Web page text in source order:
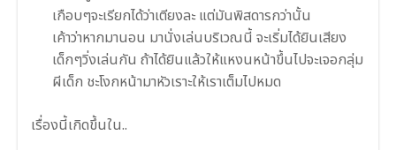
เกือบๆจะเรียกได้ว่าเตียงละ แต่มันพิสดารกว่านั้น
เค้าว่าหากมานอน มานั่งเล่นบริเวณนี้ จะเริ่มได้ยินเสียง
เด็กๆวิ่งเล่นกัน ถ้าได้ยินแล้วให้แหงนหน้าขึ้นไปจะเจอกลุ่ม
ผีเด็ก ชะโงกหน้ามาหัวเราะให้เราเต็มไปหมด
เรื่องนี้เกิดขึ้นใน..